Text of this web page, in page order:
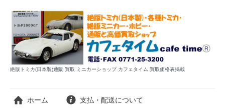
絶版トミカ(日本製)通販 買取 ミニカーショップ カフェタイム 買取価格表掲載
ホーム 支払・配送について